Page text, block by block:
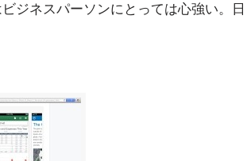
ジネスパーソンにとっては心強い。日